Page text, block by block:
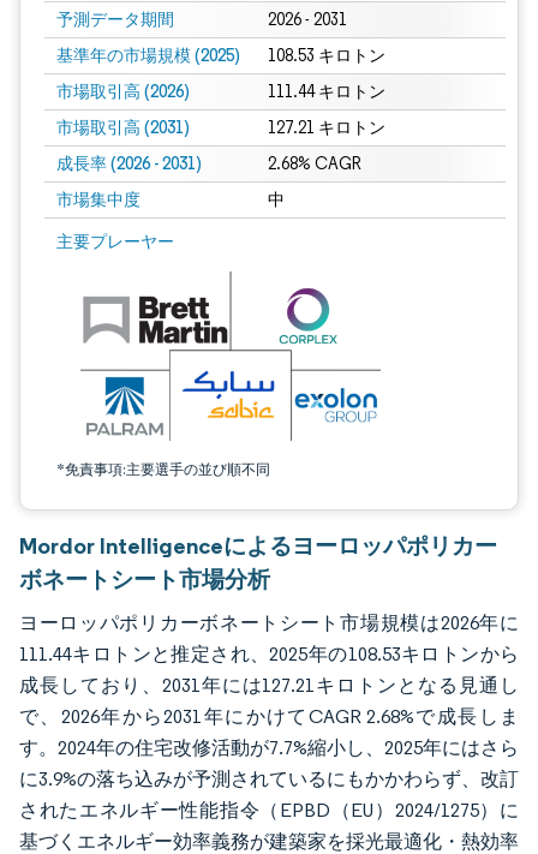
予測データ期間 2026 - 2031
基準年の市場規模 (2025) 108.53 キロトン
市場取引高 (2026) 111.44 キロトン
市場取引高 (2031) 127.21 キロトン
成長率 (2026 - 2031) 2.68% CAGR
市場集中度 中
主要プレーヤー
*免責事項:主要選手の並び順不同
画像 © Mordor Intelligence。再利用にはCC BY 4.0の表示が必要です。
Mordor Intelligenceによるヨーロッパポリカー
ボネートシート市場分析
ヨーロッパポリカーボネートシート市場規模は2026年に
111.44キロトンと推定され、2025年の108.53キロトンから
成長しており、2031年には127.21キロトンとなる見通し
で、2026年から2031年にかけてCAGR 2.68%で成長しま
す。2024年の住宅改修活動が7.7%縮小し、2025年にはさら
に3.9%の落ち込みが予測されているにもかかわらず、改訂
されたエネルギー性能指令（EPBD（EU）2024/1275）に
基づくエネルギー効率義務が建築家を採光最適化・熱効率